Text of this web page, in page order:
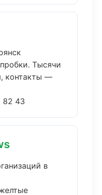
Тысячи
контакты —
82 43
в